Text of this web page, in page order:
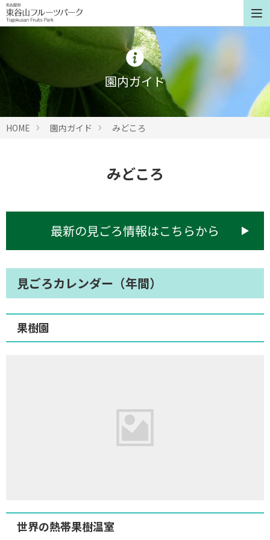
園内ガイド
HOME 園内ガイド みどころ
みどころ
最新の見ごろ情報はこちらから
見ごろカレンダー（年間）
果樹園
世界の熱帯果樹温室